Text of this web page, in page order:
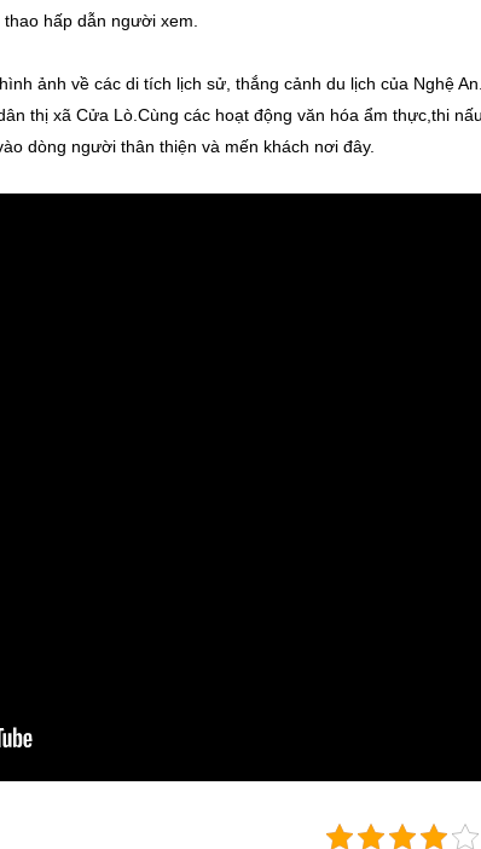
hấp dẫn người xem.
ảnh về các di tích lịch sử, thắng cảnh du lịch của Nghệ
thị xã Cửa Lò.Cùng các hoạt động văn hóa ẩm thực,thi
dòng người thân thiện và mến khách nơi đây.